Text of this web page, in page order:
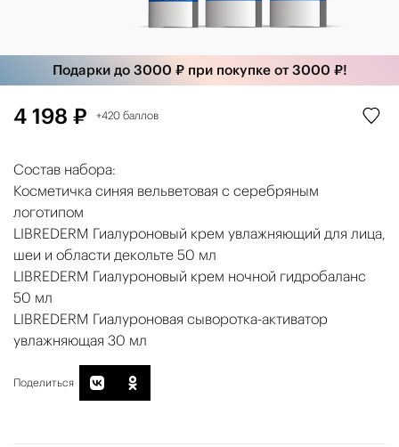
Подарки до 3000 ₽ при покупке от 3000 ₽!
Состав набора:
Косметичка синяя вельветовая с серебряным
логотипом
LIBREDERM Гиалуроновый крем увлажняющий для лица,
шеи и области декольте 50 мл
LIBREDERM Гиалуроновый крем ночной гидробаланс
50 мл
LIBREDERM Гиалуроновая сыворотка-активатор
увлажняющая 30 мл
+420 баллов
4 198 ₽
Поделиться